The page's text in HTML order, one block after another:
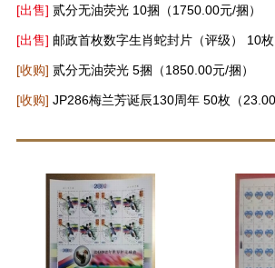
[出售] 贰分无油荧光 10捆（1750.00元/捆）
[出售] 邮政首枚数字生肖蛇封片（评级） 10枚
[收购] 贰分无油荧光 5捆（1850.00元/捆）
[收购] JP286梅兰芳诞辰130周年 50枚（23.00